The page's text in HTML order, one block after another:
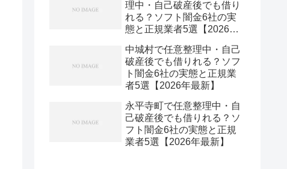
理中・自己破産後でも借り
れる？ソフト闇金6社の実
態と正規業者5選【2026年
中城村で任意整理中・自己
破産後でも借りれる？ソフ
ト闇金6社の実態と正規業
者5選【2026年最新】
永平寺町で任意整理中・自
己破産後でも借りれる？ソ
フト闇金6社の実態と正規
業者5選【2026年最新】